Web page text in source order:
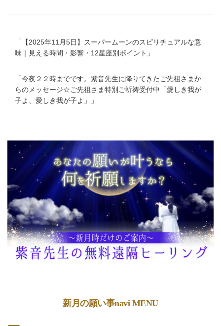
「
【2025年11月5日】スーパームーンのスピリチュアルな意
味｜見える時間・影響・12星座別ポイント 」
「今夜２２時までです。紫音先生に降りてきたご先祖さまか
らのメッセージ☆ご先祖さま特別ご祈祷受付中「愛しき我が
子よ、愛しき我が子よ」
」
新月の願い事navi MENU